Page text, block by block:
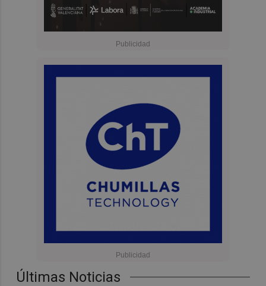
Últimas Noticias